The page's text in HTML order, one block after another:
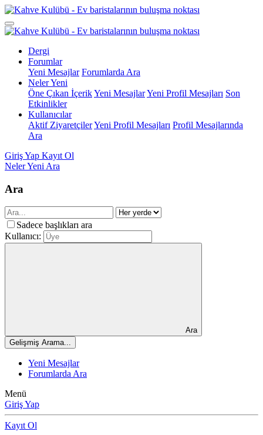
Dergi
Forumlar
Yeni Mesajlar Forumlarda Ara
Neler Yeni
Öne Çıkan İçerikYeni MesajlarYeni Profil Mesajları Son
Etkinlikler
Kullanıcılar
Aktif ZiyaretçilerYeni Profil Mesajları Profil Mesajlarında
Ara
Giriş Yap Kayıt Ol
Neler Yeni Ara
Ara
Sadece başlıkları ara
Kullanıcı:
Ara
Gelişmiş Arama...
Yeni Mesajlar
Forumlarda Ara
Menü
Giriş Yap
Kayıt Ol